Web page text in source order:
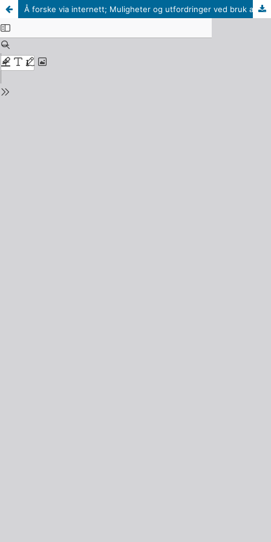
Å forske via internett; Muligheter og utfordringer ved bruk av åpen lenke i rekruttering av informanter og innsamling av data